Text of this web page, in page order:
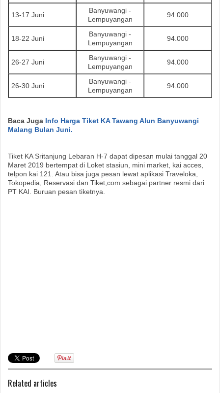
13-17 Juni
Banyuwangi -
Lempuyangan
94.000
18-22 Juni
Banyuwangi -
Lempuyangan
94.000
26-27 Juni
Banyuwangi -
Lempuyangan
94.000
26-30 Juni
Banyuwangi -
Lempuyangan
94.000
Baca Juga Info Harga Tiket KA Tawang Alun Banyuwangi
Malang Bulan Juni.
Tiket KA Sritanjung Lebaran H-7 dapat dipesan mulai tanggal 20
Maret 2019 bertempat di Loket stasiun, mini market, kai acces,
telpon kai 121. Atau bisa juga pesan lewat aplikasi Traveloka,
Tokopedia, Reservasi dan Tiket,com sebagai partner resmi dari
PT KAI. Buruan pesan tiketnya.
Related articles